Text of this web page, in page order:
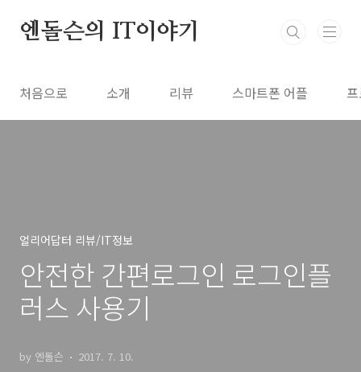
엔돌슨의 IT이야기
처음으로 소개 리뷰 스마트폰 어플
얼리어답터 리뷰/IT정보
안전한 간편로그인 로그인플
러스 사용기
by 엔돌슨 2017. 7. 10.